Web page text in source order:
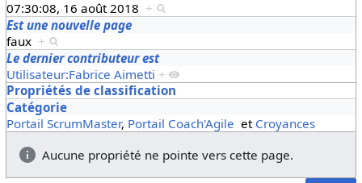
07:30:08, 16 août 2018 +
Est une nouvelle page
faux +
Le dernier contributeur est
Utilisateur:Fabrice Aimetti +
Propriétés de classification
Catégorie
Portail ScrumMaster, Portail Coach'Agile et Croyances
Aucune propriété ne pointe vers cette page.